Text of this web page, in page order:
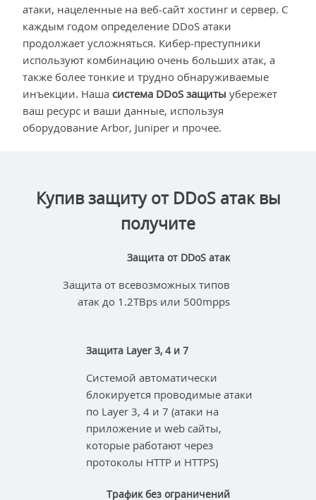
атаки, нацеленные на веб-сайт хостинг и сервер. С
каждым годом определение DDoS атаки
продолжает усложняться. Кибер-преступники
используют комбинацию очень больших атак, а
также более тонкие и трудно обнаруживаемые
инъекции. Наша система DDoS защиты убережет
ваш ресурс и ваши данные, используя
оборудование Arbor, Juniper и прочее.
Купив защиту от DDoS атак вы
получите
Защита от DDoS атак
Защита от всевозможных типов
атак до 1.2TBps или 500mpps
Защита Layer 3, 4 и 7
Системой автоматически
блокируется проводимые атаки
по Layer 3, 4 и 7 (атаки на
приложение и web сайты,
которые работают через
протоколы HTTP и HTTPS)
Трафик без ограничений